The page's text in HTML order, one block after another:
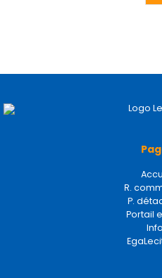
R.
P.
Portail